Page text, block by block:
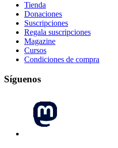
Tienda
Donaciones
Suscripciones
Regala suscripciones
Magazine
Cursos
Condiciones de compra
Síguenos